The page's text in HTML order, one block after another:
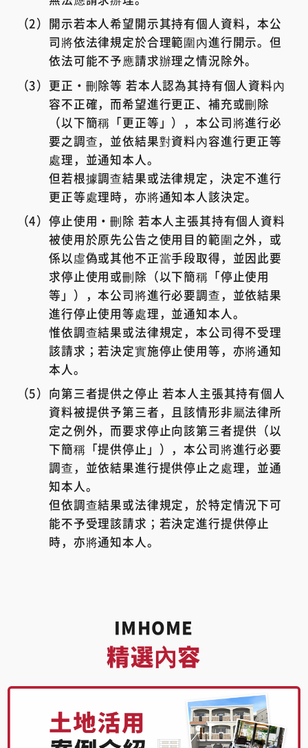
開示若本人希望開示其持有個人資料，本公
司將依法律規定於合理範圍內進行開示。但
依法可能不予應請求辦理之情況除外。
更正・刪除等 若本人認為其持有個人資料內
容不正確，而希望進行更正、補充或刪除
（以下簡稱「更正等」），本公司將進行必
要之調查，並依結果對資料內容進行更正等
處理，並通知本人。
但若根據調查結果或法律規定，決定不進行
更正等處理時，亦將通知本人該決定。
停止使用・刪除 若本人主張其持有個人資料
被使用於原先公告之使用目的範圍之外，或
係以虛偽或其他不正當手段取得，並因此要
求停止使用或刪除（以下簡稱「停止使用
等」），本公司將進行必要調查，並依結果
進行停止使用等處理，並通知本人。
惟依調查結果或法律規定，本公司得不受理
該請求；若決定實施停止使用等，亦將通知
本人。
向第三者提供之停止 若本人主張其持有個人
資料被提供予第三者，且該情形非屬法律所
定之例外，而要求停止向該第三者提供（以
下簡稱「提供停止」），本公司將進行必要
調查，並依結果進行提供停止之處理，並通
知本人。
但依調查結果或法律規定，於特定情況下可
能不予受理該請求；若決定進行提供停止
時，亦將通知本人。
IMHOME
精選內容